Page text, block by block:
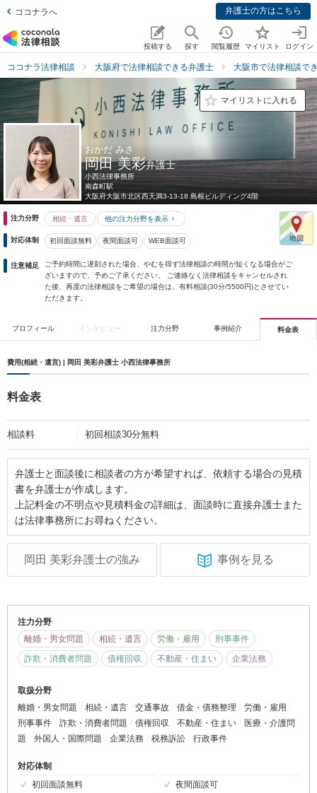
ココナラへ 弁護士の方はこちら
投稿する 探す 閲覧履歴 マイリスト ログイン
ココナラ法律相談 大阪府で法律相談できる弁護士 大阪市で法律相談で
マイリストに入れる
おかだ みさ
岡田 美彩弁護士
小西法律事務所
南森町駅
大阪府大阪市北区西天満3-13-18 島根ビルディング4階
注力分野 相続・遺言 他の注力分野を表示
対応体制 初回面談無料 夜間面談可 WEB面談可
注意補足
ご予約時間に遅刻された場合、やむを得ず法律相談の時間が短くなる場合がご
ざいますので、予めご了承ください。 ご連絡なく法律相談をキャンセルされ
た後、再度の法律相談をご希望の場合は、有料相談(30分/5500円)とさせてい
ただきます。
プロフィール インタビュー 注力分野 事例紹介 料金表
費用(相続・遺言) | 岡田 美彩弁護士 小西法律事務所
料金表
相談料 初回相談30分無料
弁護士と面談後に相談者の方が希望すれば、依頼する場合の見積
書を弁護士が作成します。
上記料金の不明点や見積料金の詳細は、面談時に直接弁護士また
は法律事務所にお尋ねください。
岡田 美彩弁護士の強み 事例を見る
注力分野
離婚・男女問題
相続・遺言 労働・雇用
刑事事件
詐欺・消費者問題
債権回収 不動産・住まい 企業法務
取扱分野
離婚・男女問題
相続・遺言 交通事故 借金・債務整理
労働・雇用
刑事事件
詐欺・消費者問題 債権回収 不動産・住まい
医療・介護問
題
外国人・国際問題 企業法務 税務訴訟 行政事件
対応体制
初回面談無料
夜間面談可